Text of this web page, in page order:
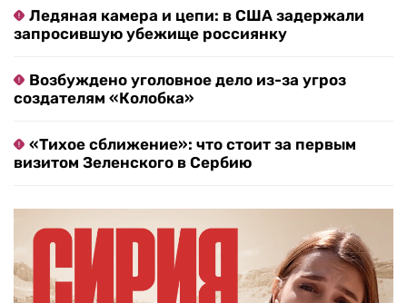
Ледяная камера и цепи: в США задержали
запросившую убежище россиянку
Возбуждено уголовное дело из-за угроз
создателям «Колобка»
«Тихое сближение»: что стоит за первым
визитом Зеленского в Сербию